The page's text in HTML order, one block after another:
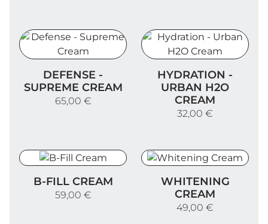
DEFENSE -
SUPREME CREAM
65,00 €
HYDRATION -
URBAN H2O
CREAM
32,00 €
B-FILL CREAM
59,00 €
WHITENING
CREAM
49,00 €